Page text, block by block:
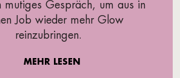
mutiges Gespräch, um aus in
Job wieder mehr Glow
reinzubringen.
MEHR LESEN